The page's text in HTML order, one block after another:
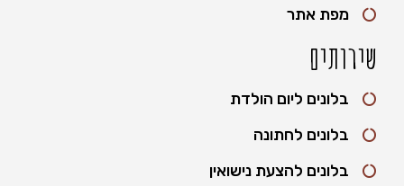
מפת אתר
שירותים
בלונים ליום הולדת
בלונים לחתונה
בלונים להצעת נישואין